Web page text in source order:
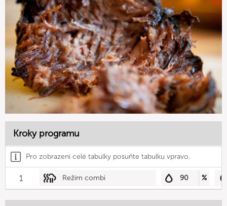
Kroky programu
Pro zobrazení celé tabulky posuňte tabulku vpravo.
1 Režim combi 90 %